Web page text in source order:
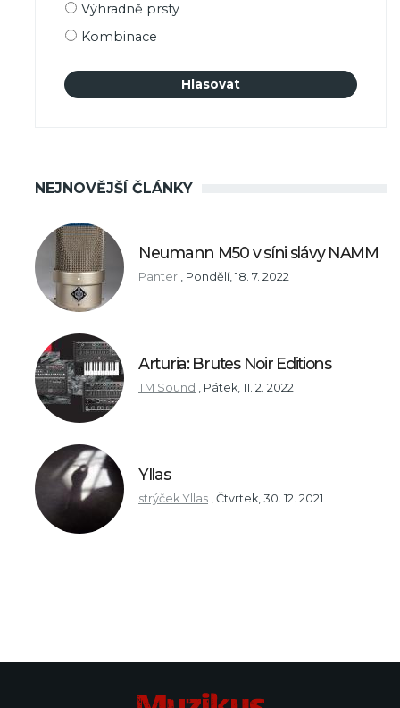
Výhradně prsty
Kombinace
NEJNOVĚJŠÍ ČLÁNKY
Neumann M50 v síni slávy NAMM
Panter , Pondělí, 18. 7. 2022
Arturia: Brutes Noir Editions
TM Sound , Pátek, 11. 2. 2022
Yllas
strýček Yllas , Čtvrtek, 30. 12. 2021